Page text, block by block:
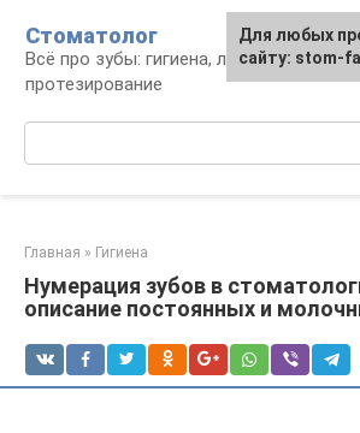
контенту
Стоматолог
Всё про зубы: гигиена, лечение,
протезирование
Главная » Гигиена
Нумерация зубов в
описание постоянных и
Для любых
сайту: stom-